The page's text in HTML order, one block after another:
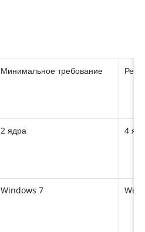
Минимальное требование
2 ядра 4
Windows 7